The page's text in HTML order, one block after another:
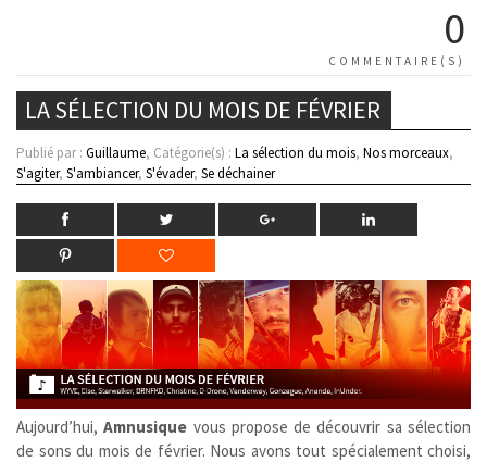
0
COMMENTAIRE(S)
LA SÉLECTION DU MOIS DE FÉVRIER
Publié par : Guillaume, Catégorie(s) : La sélection du mois, Nos morceaux,
S'agiter, S'ambiancer, S'évader, Se déchainer
Aujourd’hui,Amnusique vous propose de découvrir sa sélection
de sons du mois de février. Nous avons tout spécialement choisi,